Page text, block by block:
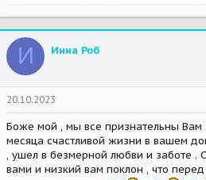
a
c
t
o
s
:
И Инна Роб
20.10.2023
Боже мой , мы все признательны Вам
месяца счастливой жизни в вашем
, ушел в безмерной любви и заботе .
вами и низкий вам поклон , что